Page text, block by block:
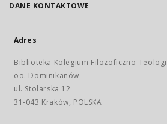
DANE KONTAKTOWE
Adres
Biblioteka Kolegium Filozoficzno-
oo. Dominikanów
ul. Stolarska 12
31-043 Kraków, POLSKA